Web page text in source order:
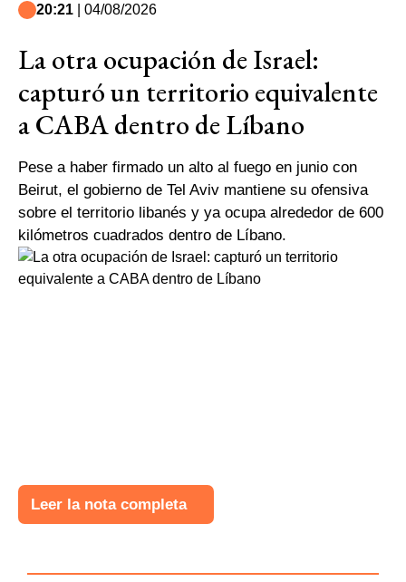
20:21 | 04/08/2026
La otra ocupación de Israel:
capturó un territorio equivalente
a CABA dentro de Líbano
Pese a haber firmado un alto al fuego en junio con
Beirut, el gobierno de Tel Aviv mantiene su ofensiva
sobre el territorio libanés y ya ocupa alrededor de 600
kilómetros cuadrados dentro de Líbano.
Leer la nota completa